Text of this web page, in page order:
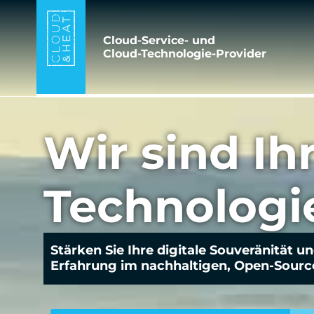
Cloud-Service- und
Cloud-Technologie-Provider
Wir sind
Stärken Sie Ihre digitale Souveränität
Erfahrung im nachhaltigen, Open-